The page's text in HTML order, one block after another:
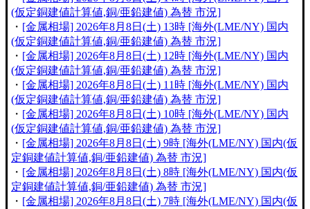
(仮定銅建値計算値,銅/亜鉛建値) 為替 市況]
・ [金属相場] 2026年8月8日(土) 13時 [海外(LME/NY) 国内
(仮定銅建値計算値,銅/亜鉛建値) 為替 市況]
・ [金属相場] 2026年8月8日(土) 12時 [海外(LME/NY) 国内
(仮定銅建値計算値,銅/亜鉛建値) 為替 市況]
・ [金属相場] 2026年8月8日(土) 11時 [海外(LME/NY) 国内
(仮定銅建値計算値,銅/亜鉛建値) 為替 市況]
・ [金属相場] 2026年8月8日(土) 10時 [海外(LME/NY) 国内
(仮定銅建値計算値,銅/亜鉛建値) 為替 市況]
・ [金属相場] 2026年8月8日(土) 9時 [海外(LME/NY) 国内(仮
定銅建値計算値,銅/亜鉛建値) 為替 市況]
・ [金属相場] 2026年8月8日(土) 8時 [海外(LME/NY) 国内(仮
定銅建値計算値,銅/亜鉛建値) 為替 市況]
・ [金属相場] 2026年8月8日(土) 7時 [海外(LME/NY) 国内(仮